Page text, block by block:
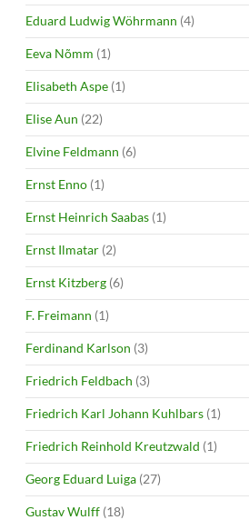
Eduard Ludwig Wöhrmann (4)
Eeva Nõmm (1)
Elisabeth Aspe (1)
Elise Aun (22)
Elvine Feldmann (6)
Ernst Enno (1)
Ernst Heinrich Saabas (1)
Ernst Ilmatar (2)
Ernst Kitzberg (6)
F. Freimann (1)
Ferdinand Karlson (3)
Friedrich Feldbach (3)
Friedrich Karl Johann Kuhlbars (1)
Friedrich Reinhold Kreutzwald (1)
Georg Eduard Luiga (27)
Gustav Wulff (18)